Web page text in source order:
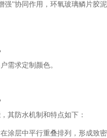
强”协同作用，环氧玻璃鳞片胶泥
需求定制颜色。
其防水机制和特点如下：
涂层中平行重叠排列，形成致密